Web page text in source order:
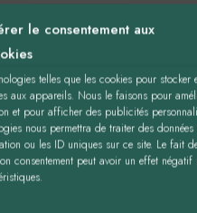
le consentement aux
telles que les cookies pour stocker
aux appareils. Nous le faisons pour
et pour afficher des publicités
nous permettra de traiter des
ou les ID uniques sur ce site. Le fait
consentement peut avoir un effet négatif